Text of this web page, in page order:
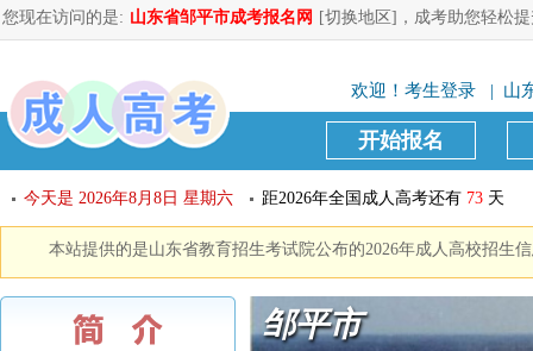
您现在访问的是: 山东省邹平市成考报名网 [切换地区] ，成考助您轻松
欢迎！ 考生登录 | 山
开始报名
今天是 2026年8月8日 星期六 距2026年全国成人高考还有 73 天
本站提供的是山东省教育招生考试院公布的2026年成人高校招生
邹平市